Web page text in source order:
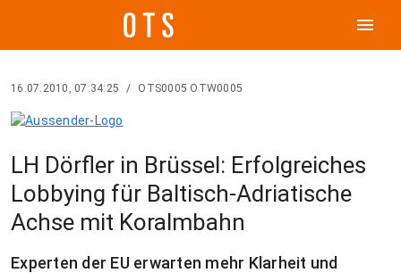
menu
16.07.2010, 07:34:25 / OTS0005 OTW0005
LH Dörfler in Brüssel: Erfolgreiches
Lobbying für Baltisch-Adriatische
Achse mit Koralmbahn
Experten der EU erwarten mehr Klarheit und